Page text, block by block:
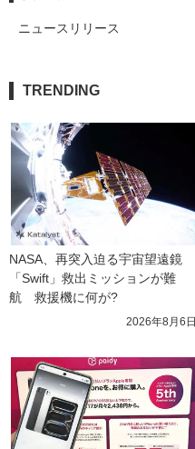
ニュースリリース
TRENDING
NASA、再突入迫る宇宙望遠鏡
「Swift」救出ミッションが難
航　救援機に何が?
2026年8月6日